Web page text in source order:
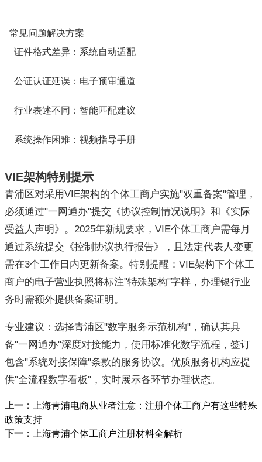
常见问题解决方案
证件格式差异：系统自动适配
公证认证延误：电子预审通道
行业表述不同：智能匹配建议
系统操作困难：视频指导手册
VIE架构特别提示
青浦区对采用VIE架构的个体工商户实施"双重备案"管理，
必须通过"一网通办"提交《协议控制情况说明》和《实际
受益人声明》。2025年新规要求，VIE个体工商户需每月
通过系统提交《控制协议执行报告》，且法定代表人变更
需在3个工作日内更新备案。特别提醒：VIE架构下个体工
商户的电子营业执照将标注"特殊架构"字样，办理银行业
务时需额外提供备案证明。
专业建议：选择青浦区"数字服务示范机构"，确认其具
备"一网通办"深度对接能力，使用标准化数字流程，签订
包含"系统对接保障"条款的服务协议。优质服务机构应提
供"全流程数字看板"，实时展示各环节办理状态。
上一： 上海青浦电商从业者注意：注册个体工商户有这些特殊
政策支持​
下一： 上海青浦个体工商户注册材料全解析